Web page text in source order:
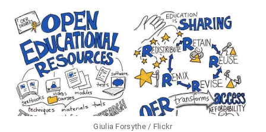
Im
Be­
Trieb
In­
Te­
Grie­
Ren
Giulia Forsythe / Flickr